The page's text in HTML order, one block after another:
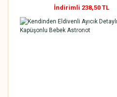
İndirimli 238,50 TL